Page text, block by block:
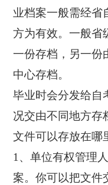
业档案一般需经省
方为有效。一般省
一份存档，另一份
中心存档。
毕业时会分发给自
况交由不同地方存
文件可以存放在哪
1、单位有权管理
案。你可以把文件